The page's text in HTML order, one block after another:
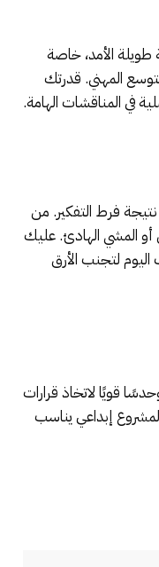
الأمد، خاصة
المهني. قدرتك
في المناقشات الهامة.
فرط التفكير. من
المشي الهادئ. عليك
لتجنب الأرق
قويًا لاتخاذ قرارات
إبداعي يناسب